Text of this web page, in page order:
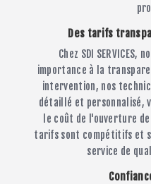
Des tarifs
Chez SDI
importance à la
intervention, nos
détaillé et personnalisé,
le coût de l'ouverture
tarifs sont compétitifs et
service de